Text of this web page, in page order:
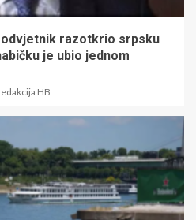
razotkrio srpsku
je ubio jednom
HB